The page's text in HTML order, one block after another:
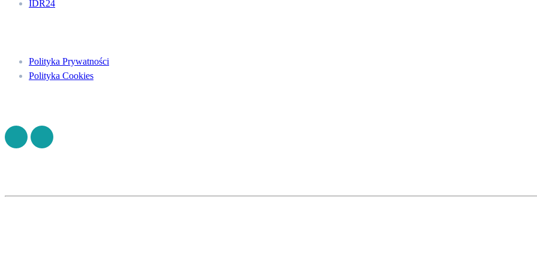
IDR24
Polityka Prywatności
Polityka Cookies